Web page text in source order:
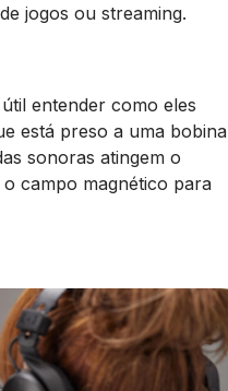
jogos ou streaming.
entender como eles
está preso a uma bobina
sonoras atingem o
campo magnético para